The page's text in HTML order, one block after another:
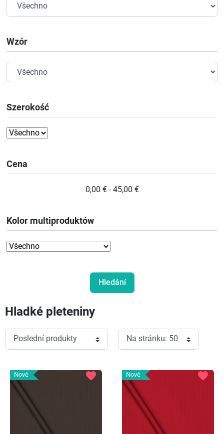
Wzór
Szerokość
Cena
0,00 € - 45,00 €
Kolor multiproduktów
Hladké pleteniny
Nové favorite Nové favorite